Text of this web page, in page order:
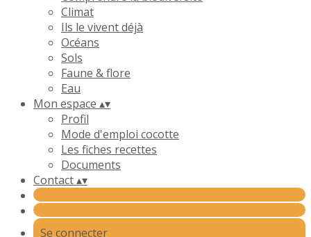
Climat
Ils le vivent déjà
Océans
Sols
Faune & flore
Eau
Mon espace ▴▾
Profil
Mode d'emploi cocotte
Les fiches recettes
Documents
Contact▴▾
Se connecter